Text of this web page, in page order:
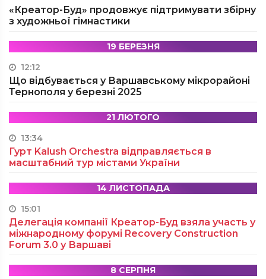
«Креатор-Буд» продовжує підтримувати збірну
з художньої гімнастики
19 БЕРЕЗНЯ
12:12
Що відбувається у Варшавському мікрорайоні
Тернополя у березні 2025
21 ЛЮТОГО
13:34
Гурт Kalush Orchestra відправляється в
масштабний тур містами України
14 ЛИСТОПАДА
15:01
Делегація компанії Креатор-Буд взяла участь у
міжнародному форумі Recovery Construction
Forum 3.0 у Варшаві
8 СЕРПНЯ